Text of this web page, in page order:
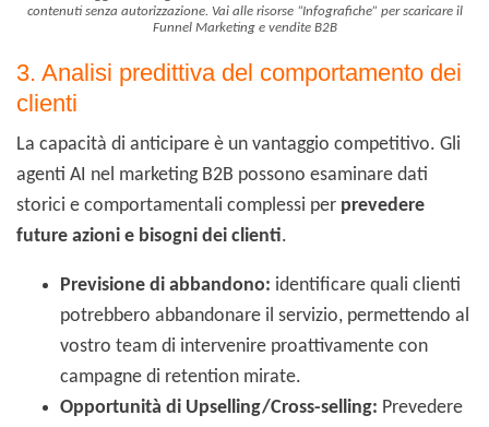
contenuti senza autorizzazione. Vai alle risorse “Infografiche” per scaricare il
Funnel Marketing e vendite B2B
3. Analisi predittiva del comportamento dei
clienti
La capacità di anticipare è un vantaggio competitivo. Gli
agenti AI nel marketing B2B possono esaminare dati
storici e comportamentali complessi per prevedere
future azioni e bisogni dei clienti.
Previsione di abbandono: identificare quali clienti
potrebbero abbandonare il servizio, permettendo al
vostro team di intervenire proattivamente con
campagne di retention mirate.
Opportunità di Upselling/Cross-selling: Prevedere